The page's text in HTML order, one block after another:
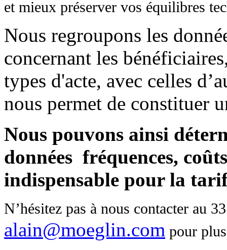
et mieux préserver vos équilibres
Nous regroupons les
concernant les
types d'acte, avec celles
nous permet de constituer
Nous pouvons ainsi
données fréquences,
indispensable pour la
N’hésitez pas à nous contacter au
alain@moeglin.com pour